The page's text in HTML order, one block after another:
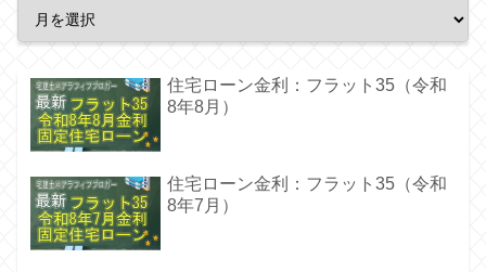
住宅ローン金利：フラット35（令和
8年8月）
住宅ローン金利：フラット35（令和
8年7月）